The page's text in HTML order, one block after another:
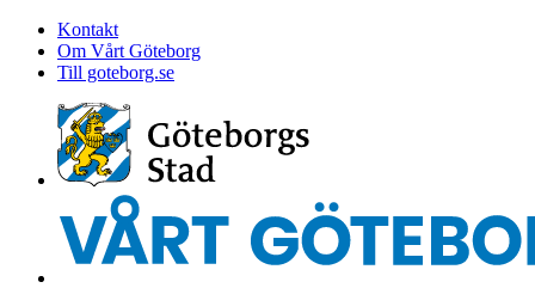
Kontakt
Om Vårt Göteborg
Till goteborg.se